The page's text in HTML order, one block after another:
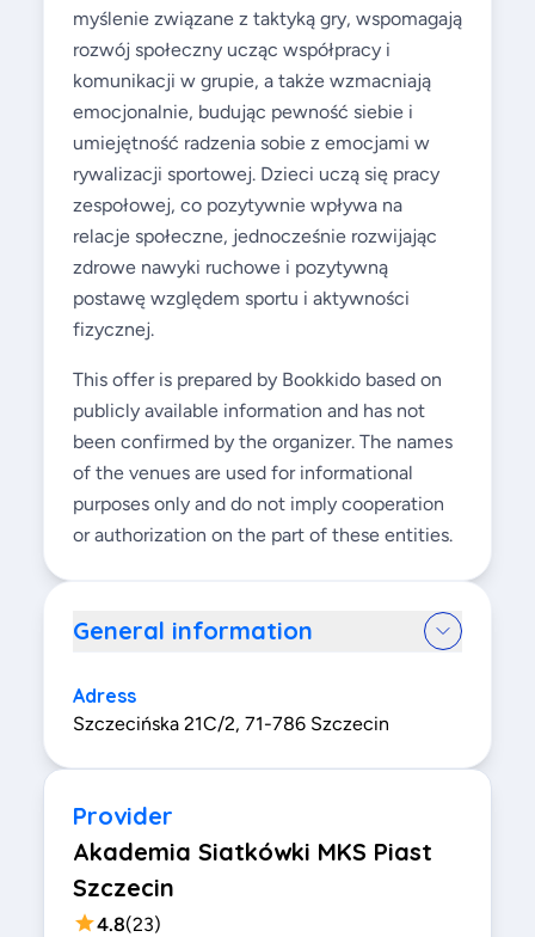
myślenie związane z taktyką gry, wspomagają
rozwój społeczny ucząc współpracy i
komunikacji w grupie, a także wzmacniają
emocjonalnie, budując pewność siebie i
umiejętność radzenia sobie z emocjami w
rywalizacji sportowej. Dzieci uczą się pracy
zespołowej, co pozytywnie wpływa na
relacje społeczne, jednocześnie rozwijając
zdrowe nawyki ruchowe i pozytywną
postawę względem sportu i aktywności
fizycznej.
This offer is prepared by Bookkido based on
publicly available information and has not
been confirmed by the organizer. The names
of the venues are used for informational
purposes only and do not imply cooperation
or authorization on the part of these entities.
General information
Adress
Szczecińska 21C/2, 71-786 Szczecin
Provider
Akademia Siatkówki MKS Piast
Szczecin
4.8(23)